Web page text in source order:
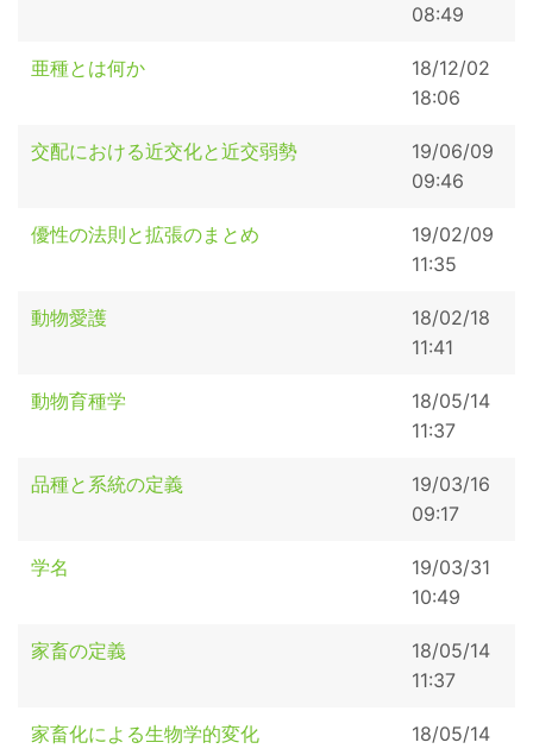
08:49
亜種とは何か
18/12/02
18:06
交配における近交化と近交弱勢
19/06/09
09:46
優性の法則と拡張のまとめ
19/02/09
11:35
動物愛護
18/02/18
11:41
動物育種学
18/05/14
11:37
品種と系統の定義
19/03/16
09:17
学名
19/03/31
10:49
家畜の定義
18/05/14
11:37
家畜化による生物学的変化
18/05/14